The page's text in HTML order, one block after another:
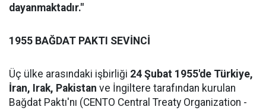
dayanmaktadır."
1955 BAĞDAT PAKTI SEVİNCİ
Üç ülke arasındaki işbirliği 24 Şubat 1955'de Türkiye,
İran, Irak, Pakistan ve İngiltere tarafından kurulan
Bağdat Paktı'nı (CENTO Central Treaty Organization -